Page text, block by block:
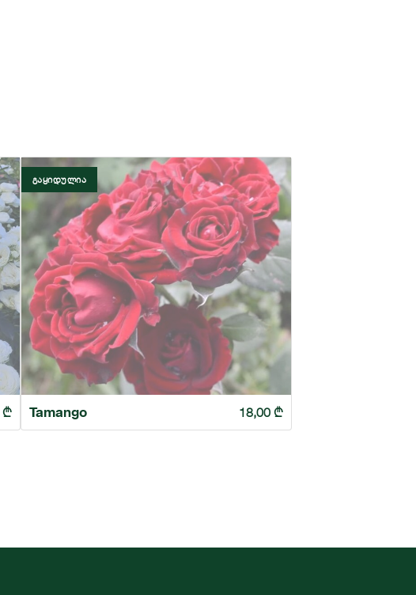
₾
ᲒᲐᲧᲘᲓᲣᲚᲘᲐ
Tamango 18,00₾